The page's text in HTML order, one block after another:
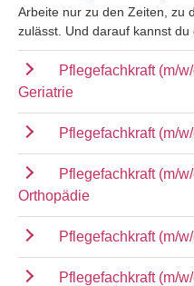
Arbeite nur zu den Zeiten, zu
zulässt. Und darauf kannst du
Pflegefachkraft (m/
Geriatrie
Pflegefachkraft (m/
Pflegefachkraft (m/
Orthopädie
Pflegefachkraft (m/
Pflegefachkraft (m/